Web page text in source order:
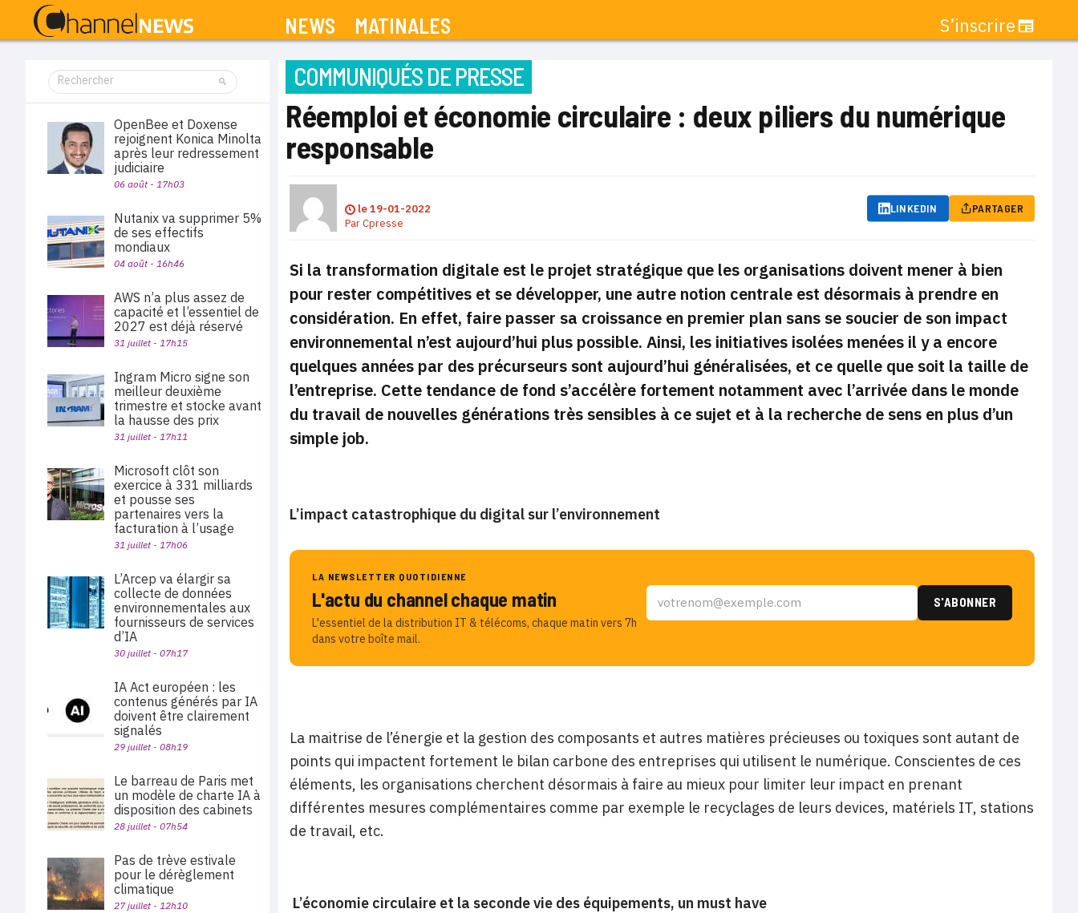
NEWS MATINALES S’inscrire
COMMUNIQUÉS DE PRESSE
Réemploi et économie circulaire : deux piliers du numérique
responsable
le19-01-2022
ParCpresse
LINKEDIN PARTAGER
Si la transformation digitale est le projet stratégique que les organisations doivent mener à bien
pour rester compétitives et se développer, une autre notion centrale est désormais à prendre en
considération. En effet, faire passer sa croissance en premier plan sans se soucier de son impact
environnemental n’est aujourd’hui plus possible. Ainsi, les initiatives isolées menées il y a encore
quelques années par des précurseurs sont aujourd’hui généralisées, et ce quelle que soit la taille de
l’entreprise. Cette tendance de fond s’accélère fortement notamment avec l’arrivée dans le monde
du travail de nouvelles générations très sensibles à ce sujet et à la recherche de sens en plus d’un
simple job.
L’impact catastrophique du digital sur l’environnement
LA NEWSLETTER QUOTIDIENNE
L'actu du channel chaque matin
L'essentiel de la distribution IT & télécoms, chaque matin vers 7h
dans votre boîte mail.
La maitrise de l’énergie et la gestion des composants et autres matières précieuses ou toxiques sont autant de
points qui impactent fortement le bilan carbone des entreprises qui utilisent le numérique. Conscientes de ces
éléments, les organisations cherchent désormais à faire au mieux pour limiter leur impact en prenant
différentes mesures complémentaires comme par exemple le recyclages de leurs devices, matériels IT, stations
de travail, etc.
L’économie circulaire et la seconde vie des équipements, un must have
OpenBee et Doxense
rejoignent Konica Minolta
après leur redressement
judiciaire
06 août - 17h03
Nutanix va supprimer 5%
de ses effectifs
mondiaux
04 août - 16h46
AWS n’a plus assez de
capacité et l’essentiel de
2027 est déjà réservé
31 juillet - 17h15
Ingram Micro signe son
meilleur deuxième
trimestre et stocke avant
la hausse des prix
31 juillet - 17h11
Microsoft clôt son
exercice à 331 milliards
et pousse ses
partenaires vers la
facturation à l’usage
31 juillet - 17h06
L’Arcep va élargir sa
collecte de données
environnementales aux
fournisseurs de services
d’IA
30 juillet - 07h17
IA Act européen : les
contenus générés par IA
doivent être clairement
signalés
29 juillet - 08h19
Le barreau de Paris met
un modèle de charte IA à
disposition des cabinets
28 juillet - 07h54
Pas de trève estivale
pour le dérèglement
climatique
27 juillet - 12h10